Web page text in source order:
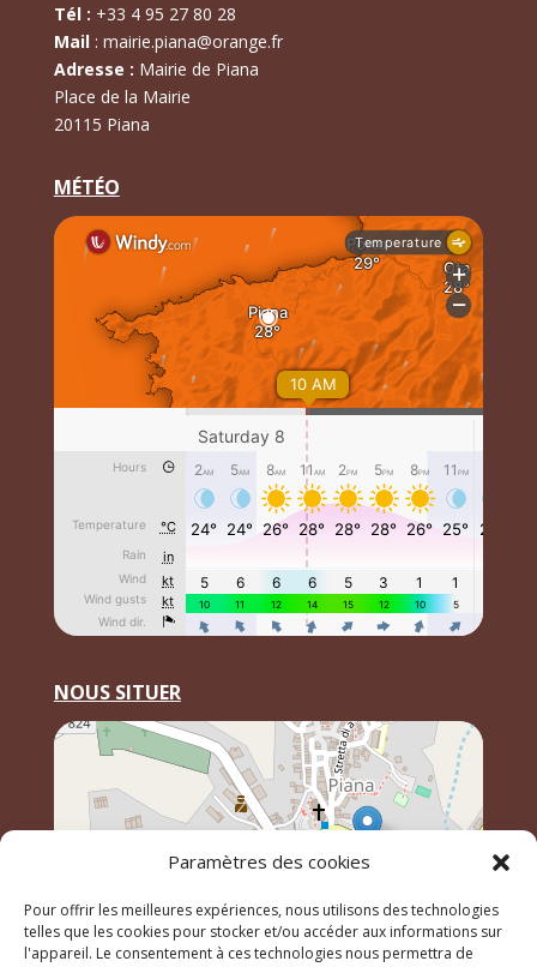
Paramètres des cookies
Pour offrir les meilleures expériences, nous utilisons des technologies
telles que les cookies pour stocker et/ou accéder aux informations sur
l'appareil. Le consentement à ces technologies nous permettra de
Tél : +33 4 95 27 80 28
Mail: mairie.piana@orange.fr
Adresse : Mairie de Piana
Place de la Mairie
20115 Piana
MÉTÉO
NOUS SITUER